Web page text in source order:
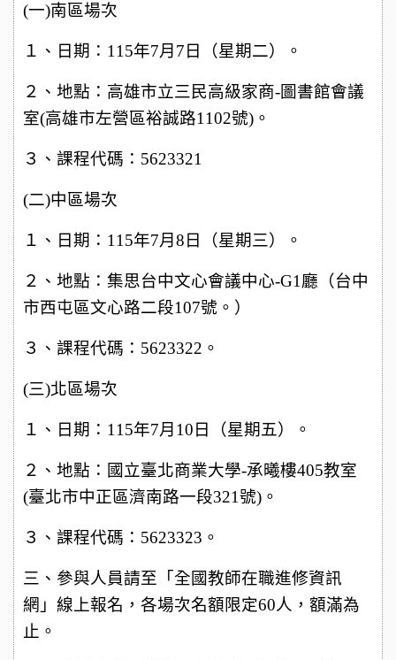
(一)南區場次
１、日期：115年7月7日（星期二）。
２、地點：高雄市立三民高級家商-圖書館會議
室(高雄市左營區裕誠路1102號)。
３、課程代碼：5623321
(二)中區場次
１、日期：115年7月8日（星期三）。
２、地點：集思台中文心會議中心-G1廳（台中
市西屯區文心路二段107號。）
３、課程代碼：5623322。
(三)北區場次
１、日期：115年7月10日（星期五）。
２、地點：國立臺北商業大學-承曦樓405教室
(臺北市中正區濟南路一段321號)。
３、課程代碼：5623323。
三、參與人員請至「全國教師在職進修資訊
網」線上報名，各場次名額限定60人，額滿為
止。